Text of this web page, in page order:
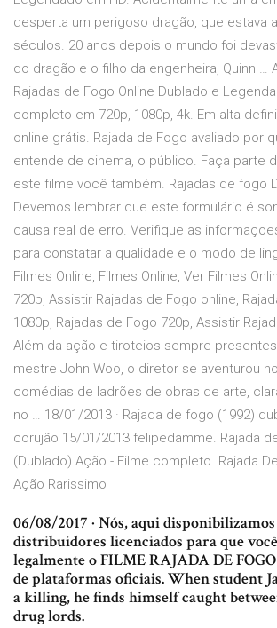
desperta um perigoso dragão, que estava
séculos. 20 anos depois o mundo foi
do dragão e o filho da engenheira, Quinn …
Rajadas de Fogo Online Dublado e
completo em 720p, 1080p, 4k. Em alta
online grátis. Rajada de Fogo avaliado por
entende de cinema, o público. Faça parte
este filme você também. Rajadas de fogo
Devemos lembrar que este formulário é
causa real de erro. Verifique as
para constatar a qualidade e o modo de
Filmes Online, Filmes Online, Ver Filmes
720p, Assistir Rajadas de Fogo online,
1080p, Rajadas de Fogo 720p, Assistir
Além da ação e tiroteios sempre
mestre John Woo, o diretor se aventurou
comédias de ladrões de obras de arte,
no … 18/01/2013 · Rajada de fogo (1992)
corujão 15/01/2013 felipedamme. Rajada
(Dublado) Ação - Filme completo. Rajada
Ação Rarissimo
06/08/2017 · Nós, aqui
distribuidores licenciados para que
legalmente o FILME RAJADA DE
de plataformas oficiais. When student
a killing, he finds himself caught
drug lords.